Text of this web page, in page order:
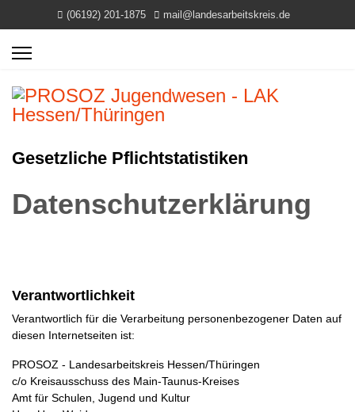
(06192) 201-1875 mail@landesarbeitskreis.de
Gesetzliche Pflichtstatistiken
Datenschutzerklärung
Verantwortlichkeit
Verantwortlich für die Verarbeitung personenbezogener Daten auf
diesen Internetseiten ist:
PROSOZ - Landesarbeitskreis Hessen/Thüringen
c/o Kreisausschuss des Main-Taunus-Kreises
Amt für Schulen, Jugend und Kultur